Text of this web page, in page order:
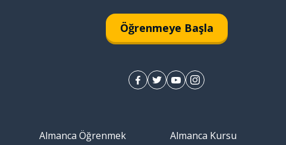
Öğrenmeye Başla
Almanca Öğrenmek
Almanca Kursu